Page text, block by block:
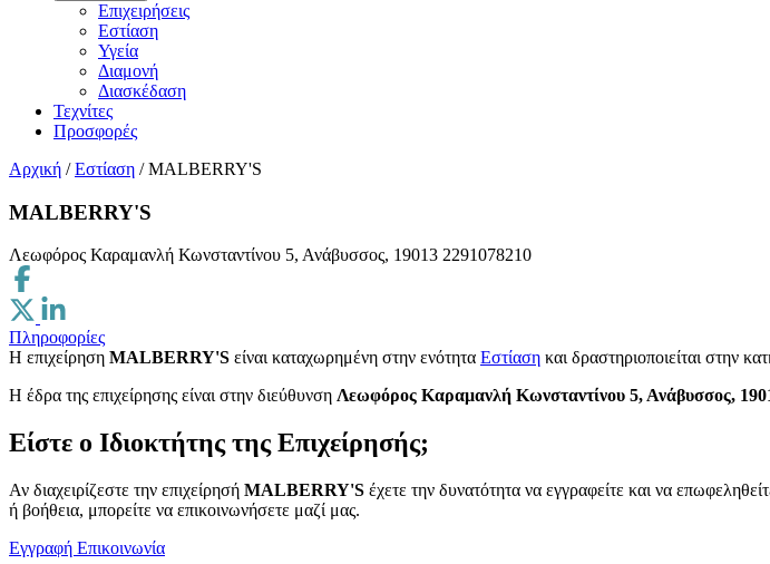
Επιχειρήσεις
Εστίαση
Υγεία
Διαμονή
Διασκέδαση
Τεχνίτες
Προσφορές
Αρχική / Εστίαση / MALBERRY'S
MALBERRY'S
Λεωφόρος Καραμανλή Κωνσταντίνου 5, Ανάβυσσος, 19013 2291078210
Πληροφορίες
Η επιχείρηση MALBERRY'S είναι καταχωρημένη στην ενότητα Εστίαση και δραστηριοποιείται στην
H έδρα της επιχείρησης είναι στην διεύθυνση Λεωφόρος Καραμανλή Κωνσταντίνου 5, Ανάβυσσος,
Είστε ο Ιδιοκτήτης της Επιχείρησής;
Αν διαχειρίζεστε την επιχείρησή MALBERRY'S έχετε την δυνατότητα να εγγραφείτε και να
ή βοήθεια, μπορείτε να επικοινωνήσετε μαζί μας.
Εγγραφή Επικοινωνία